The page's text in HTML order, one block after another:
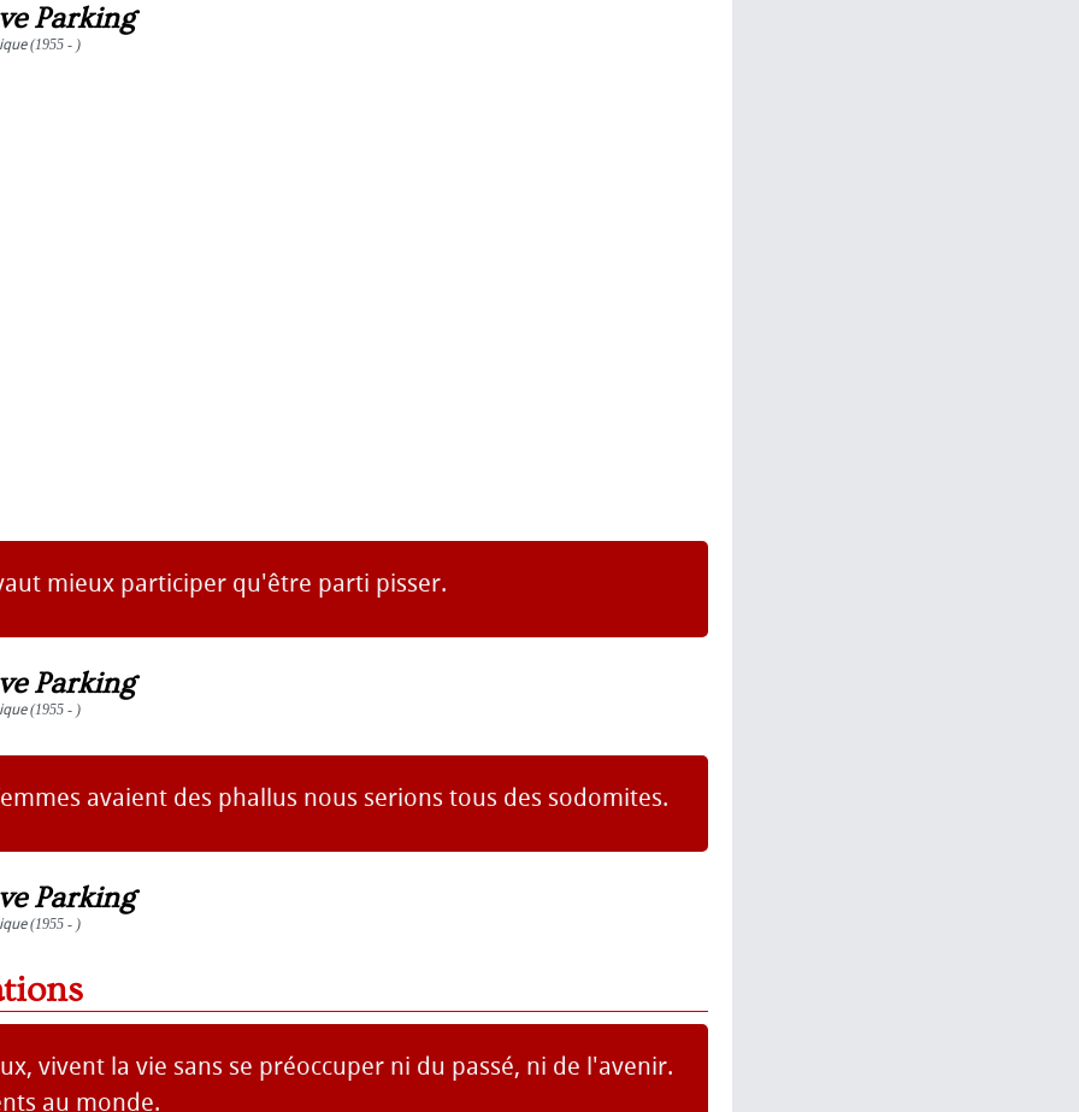
Parking
(1955 - )
mieux participer qu'être parti pisser.
Parking
(1955 - )
avaient des phallus nous serions tous des sodomites.
Parking
(1955 - )
vivent la vie sans se préoccuper ni du passé, ni de l'avenir.
au monde.